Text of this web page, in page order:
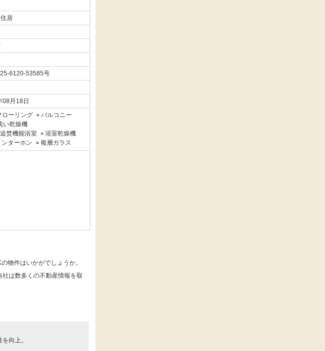
居
6120-53585号
08月18日
ローリング
バルコニー
い乾燥機
追焚機能浴室
浴室乾燥機
ターホン 複層ガラス
物件はいかがでしょうか。
は数多くの不動産情報を取
向上。